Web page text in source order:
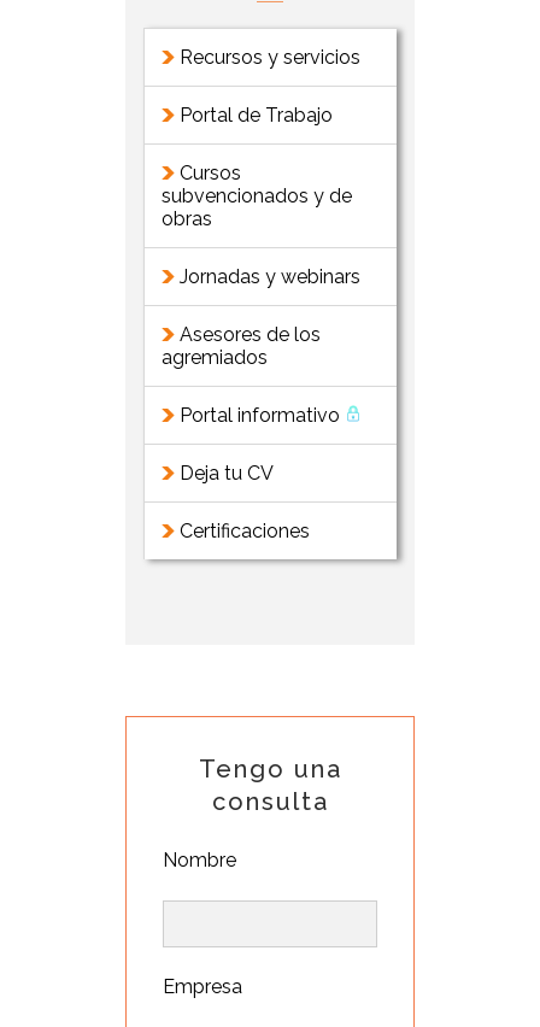
Recursos y servicios
Portal de Trabajo
Cursos
subvencionados y de
obras
Jornadas y webinars
Asesores de los
agremiados
Portal informativo
Deja tu CV
Certificaciones
Tengo una
consulta
Nombre
Empresa